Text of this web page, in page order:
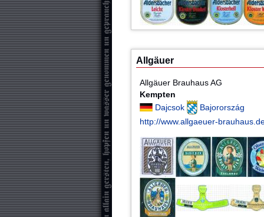
Allgäuer
Allgäuer Brauhaus AG
Kempten
Dajcsok
Bajorország
http://www.allgaeuer-